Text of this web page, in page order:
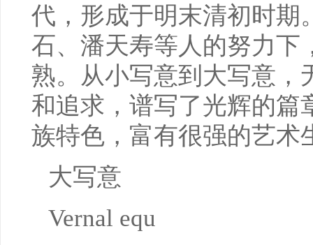
代，形成于明末清初时期
石、潘天寿等人的努力下
熟。从小写意到大写意，
和追求，谱写了光辉的篇
族特色，富有很强的艺术
大写意
Vernal equ